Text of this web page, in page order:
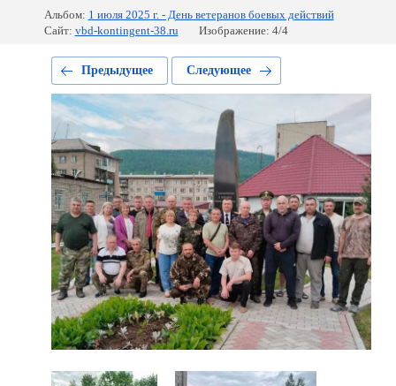
Альбом: 1 июля 2025 г. - День ветеранов боевых действий
Сайт: vbd-kontingent-38.ru Изображение: 4/4
Предыдущее Следующее